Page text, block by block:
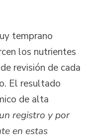
temprano
los nutrientes
revisión de cada
El resultado
de alta
registro y por
en estas